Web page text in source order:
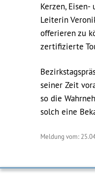
Kerzen,
Leiterin
offerieren zu
zertifizierte
seiner Zeit
so die
solch eine
Meldung vom: